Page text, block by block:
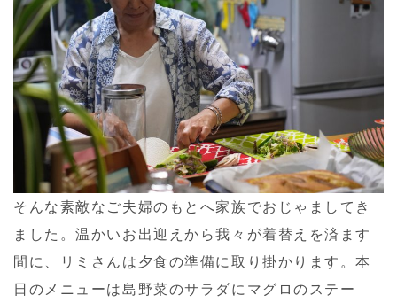
そんな素敵なご夫婦のもとへ家族でおじゃましてき
ました。温かいお出迎えから我々が着替えを済ます
間に、リミさんは夕食の準備に取り掛かります。本
日のメニューは島野菜のサラダにマグロのステー